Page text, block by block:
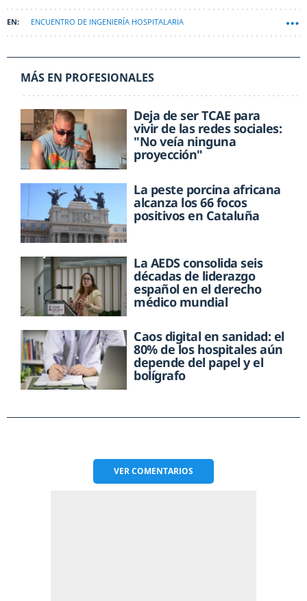
ENCUENTRO DE INGENIERÍA HOSPITALARIA
MÁS EN PROFESIONALES
Deja de ser TCAE para
vivir de las redes sociales:
"No veía ninguna
proyección"
La peste porcina africana
alcanza los 66 focos
positivos en Cataluña
La AEDS consolida seis
décadas de liderazgo
español en el derecho
médico mundial
Caos digital en sanidad: el
80% de los hospitales aún
depende del papel y el
bolígrafo
VERCOMENTARIOS